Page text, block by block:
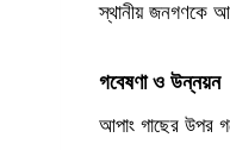
স্থানীয় জনগণকে
গবেষণা ও উন্নয়ন
আপাং গাছের উপর